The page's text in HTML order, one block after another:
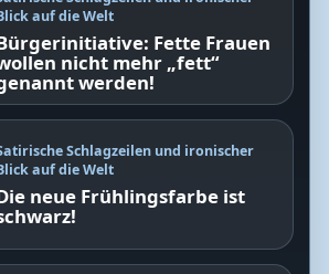
auf die Welt
Fette Frauen
nicht mehr „fett“
werden!
Schlagzeilen und ironischer
auf die Welt
neue Frühlingsfarbe ist